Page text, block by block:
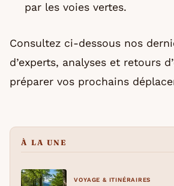
par les voies vertes.
Consultez ci-dessous nos
d’experts, analyses et retours
préparer vos prochains
À LA UNE
VOYAGE & ITINÉRAIRES